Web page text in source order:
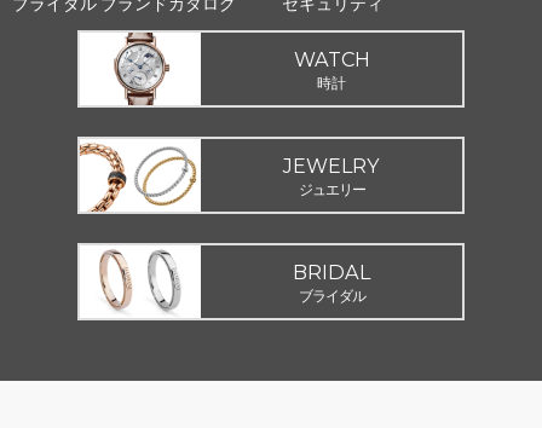
ブライダル ブランドカタログ
セキュリティ
WATCH
時計
JEWELRY
ジュエリー
BRIDAL
ブライダル